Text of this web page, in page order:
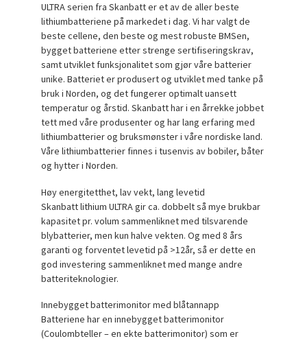
ULTRA serien fra Skanbatt er et av de aller beste
lithiumbatteriene på markedet i dag. Vi har valgt de
beste cellene, den beste og mest robuste BMSen,
bygget batteriene etter strenge sertifiseringskrav,
samt utviklet funksjonalitet som gjør våre batterier
unike. Batteriet er produsert og utviklet med tanke på
bruk i Norden, og det fungerer optimalt uansett
temperatur og årstid. Skanbatt har i en årrekke jobbet
tett med våre produsenter og har lang erfaring med
lithiumbatterier og bruksmønster i våre nordiske land.
Våre lithiumbatterier finnes i tusenvis av bobiler, båter
og hytter i Norden.
Høy energitetthet, lav vekt, lang levetid
Skanbatt lithium ULTRA gir ca. dobbelt så mye brukbar
kapasitet pr. volum sammenliknet med tilsvarende
blybatterier, men kun halve vekten. Og med 8 års
garanti og forventet levetid på >12år, så er dette en
god investering sammenliknet med mange andre
batteriteknologier.
Innebygget batterimonitor med blåtannapp
Batteriene har en innebygget batterimonitor
(Coulombteller – en ekte batterimonitor) som er